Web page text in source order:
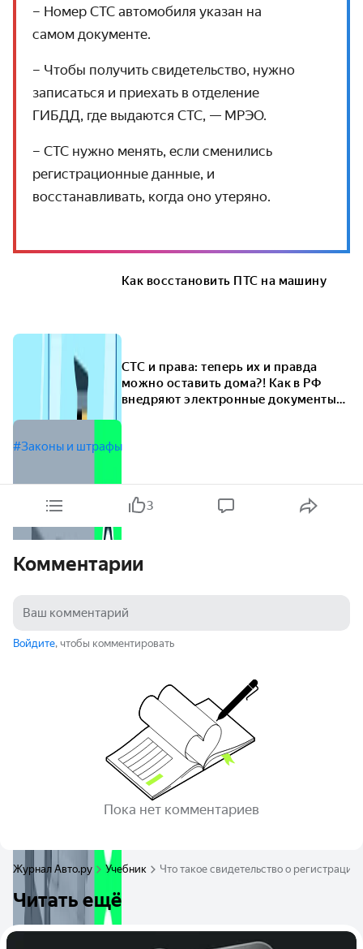
– Номер СТС автомобиля указан на
самом документе.
– Чтобы получить свидетельство, нужно
записаться и приехать в отделение
ГИБДД, где выдаются СТС, — МРЭО.
– СТС нужно менять, если сменились
регистрационные данные, и
восстанавливать, когда оно утеряно.
Как восстановить ПТС на машину
СТС и права: теперь их и правда
можно оставить дома?! Как в РФ
внедряют электронные документы
#Законы и штрафы
3
Комментарии
Войдите, чтобы комментировать
Пока нет комментариев
Журнал Авто.ру Учебник Что такое свидетельство о
Читать ещё